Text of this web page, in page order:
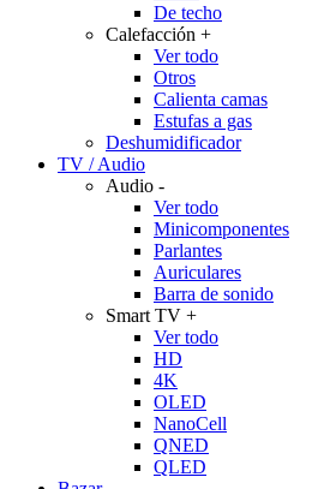
De techo
Calefacción +
Ver todo
Otros
Calienta camas
Estufas a gas
Deshumidificador
TV / Audio
Audio -
Ver todo
Minicomponentes
Parlantes
Auriculares
Barra de sonido
Smart TV +
Ver todo
HD
4K
OLED
NanoCell
QNED
QLED